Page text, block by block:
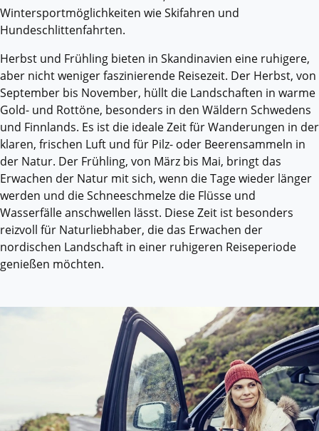
Wintersportmöglichkeiten wie Skifahren und
Hundeschlittenfahrten.
Herbst und Frühling bieten in Skandinavien eine ruhigere,
aber nicht weniger faszinierende Reisezeit. Der Herbst, von
September bis November, hüllt die Landschaften in warme
Gold- und Rottöne, besonders in den Wäldern Schwedens
und Finnlands. Es ist die ideale Zeit für Wanderungen in der
klaren, frischen Luft und für Pilz- oder Beerensammeln in
der Natur. Der Frühling, von März bis Mai, bringt das
Erwachen der Natur mit sich, wenn die Tage wieder länger
werden und die Schneeschmelze die Flüsse und
Wasserfälle anschwellen lässt. Diese Zeit ist besonders
reizvoll für Naturliebhaber, die das Erwachen der
nordischen Landschaft in einer ruhigeren Reiseperiode
genießen möchten.